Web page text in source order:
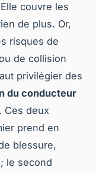
couvre les
de plus. Or,
risques de
de collision
privilégier des
du conducteur
. Ces deux
prend en
blessure,
le second